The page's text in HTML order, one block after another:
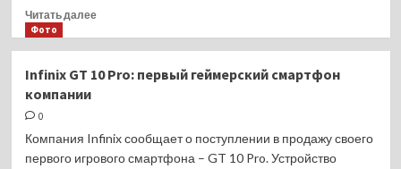
Читать далееПрочитать
класс
улице»
Фото
Infinix GT 10 Pro: первый геймерский смартфон
компании
0
Компания Infinix сообщает о поступлении в продажу своего
первого игрового смартфона – GT 10 Pro. Устройство